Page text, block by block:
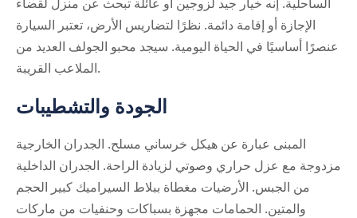
الإجازة أو إقامة دائمة. نظرًا لتضاريس الأرض، تعتبر السيارة
عنصرًا أساسيًا في الحياة اليومية. سيجد محبو الجولف العديد من
الملاعب القريبة.
الجودة والتشطيبات
المبنى عبارة عن هيكل خرساني مسلح. الجدران الخارجية
مزدوجة مع عزل حراري وصوتي لزيادة الراحة. الجدران الداخلية
من الجبس. الأرضيات مغطاة ببلاط السيراميك كبير الحجم
والمتين. الحمامات مجهزة بسباكات وحنفيات من ماركات